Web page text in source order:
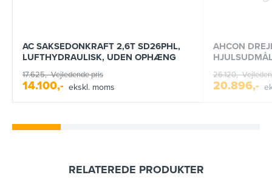
AC SAKSEDONKRAFT 2,6T SD26PHL,
LUFTHYDRAULISK, UDEN OPHÆNG
17.625,-Vejledende pris
14.100,- ekskl. moms
AHCON
26.120,-
20.896,-
RELATEREDE PRODUKTER